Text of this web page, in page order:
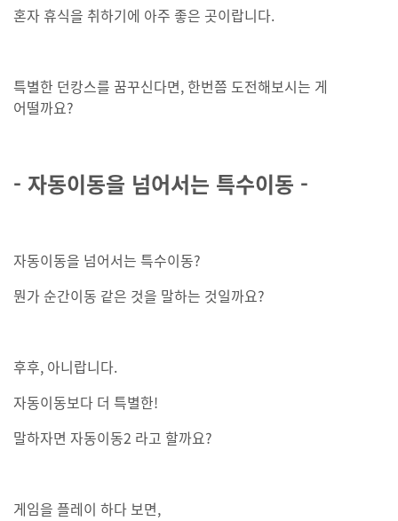
혼자 휴식을 취하기에 아주 좋은 곳이랍니다.
특별한 던캉스를 꿈꾸신다면, 한번쯤 도전해보시는 게
어떨까요?
- 자동이동을 넘어서는 특수이동 -
자동이동을 넘어서는 특수이동?
뭔가 순간이동 같은 것을 말하는 것일까요?
후후, 아니랍니다.
자동이동보다 더 특별한!
말하자면 자동이동2 라고 할까요?
게임을 플레이 하다 보면,